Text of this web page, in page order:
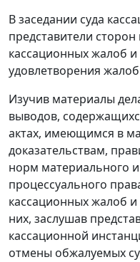
В заседании суда
представители
кассационных жалоб
удовлетворения
Изучив материалы
выводов,
актах, имеющимся в
доказательствам,
норм материального
процессуального
кассационных жалоб
них, заслушав
кассационной
отмены обжалуемых